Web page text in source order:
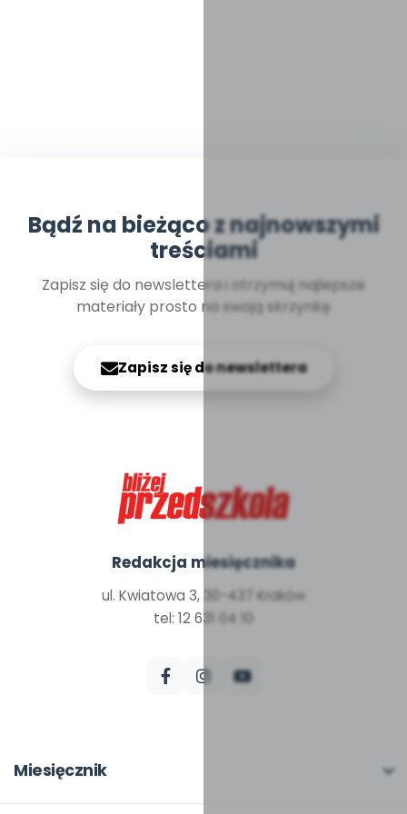
Bądź na bieżąco z najnowszymi
treściami
Zapisz się do newslettera i otrzymuj najlepsze
materiały prosto na swoją skrzynkę
Zapisz się do newslettera
Redakcja miesięcznika
ul. Kwiatowa 3, 30-437 Kraków
tel: 12 631 04 10
Miesięcznik